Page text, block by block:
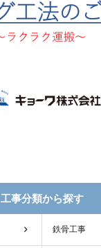
工事分類から探す
鉄骨工事